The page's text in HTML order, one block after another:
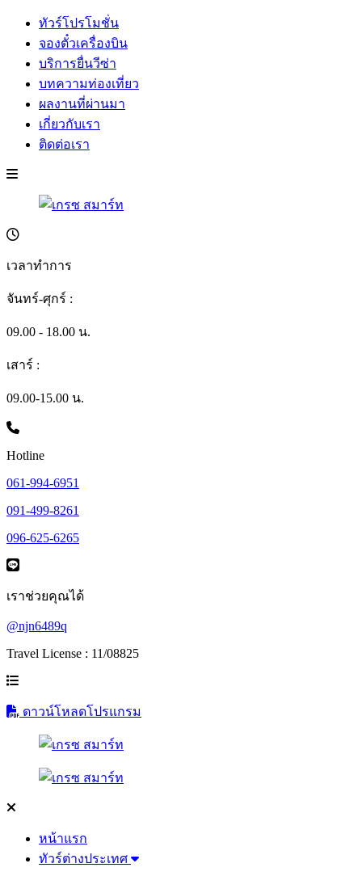
ทัวร์โปรโมชั่น
จองตั๋วเครื่องบิน
บริการยื่นวีซ่า
บทความท่องเที่ยว
ผลงานที่ผ่านมา
เกี่ยวกับเรา
ติดต่อเรา
เวลาทำการ
จันทร์-ศุกร์ :
09.00 - 18.00 น.
เสาร์ :
09.00-15.00 น.
Hotline
061-994-6951
091-499-8261
096-625-6265
เราช่วยคุณได้
@njn6489q
Travel License : 11/08825
ดาวน์โหลดโปรแกรม
หน้าแรก
ทัวร์ต่างประเทศ